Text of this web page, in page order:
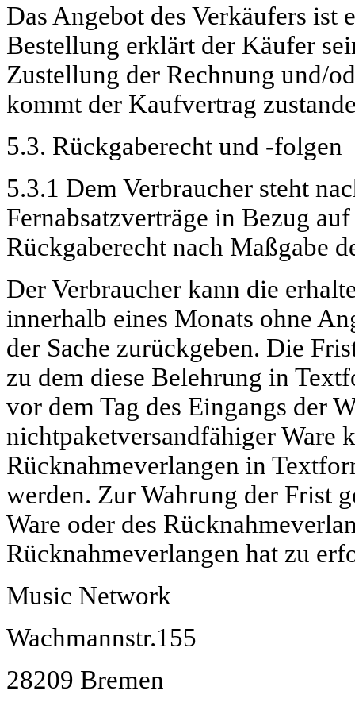
Das Angebot des Verkäufers
Bestellung erklärt der Käufer
Zustellung der Rechnung und/
kommt der Kaufvertrag
5.3. Rückgaberecht und -folgen
5.3.1 Dem Verbraucher steht
Fernabsatzverträge in Bezug
Rückgaberecht nach Maßgabe
Der Verbraucher kann die
innerhalb eines Monats ohne
der Sache zurückgeben. Die
zu dem diese Belehrung in
vor dem Tag des Eingangs der
nichtpaketversandfähiger Ware
Rücknahmeverlangen in
werden. Zur Wahrung der Frist
Ware oder des
Rücknahmeverlangen hat zu
Music Network
Wachmannstr.155
28209 Bremen